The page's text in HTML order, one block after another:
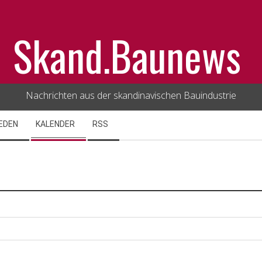
Skand.Baunews
Nachrichten aus der skandinavischen Bauindustrie
KALENDER RSS